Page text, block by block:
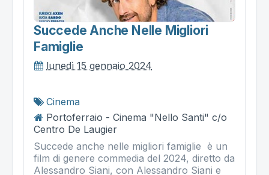
Succede Anche Nelle Migliori
Famiglie
lunedì 15 gennaio 2024
Cinema
Portoferraio - Cinema "Nello Santi" c/o
Centro De Laugier
Succede anche nelle migliori famiglie è un
film di genere commedia del 2024, diretto da
Alessandro Siani, con Alessandro Siani e